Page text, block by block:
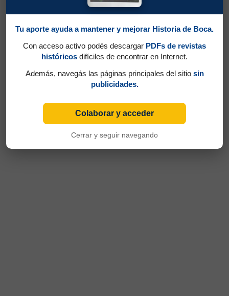
Tu aporte ayuda a mantener y mejorar Historia de Boca.
Con acceso activo podés descargar PDFs de revistas
históricos difíciles de encontrar en Internet.
Además, navegás las páginas principales del sitio sin
publicidades.
Colaborar y acceder
Cerrar y seguir navegando